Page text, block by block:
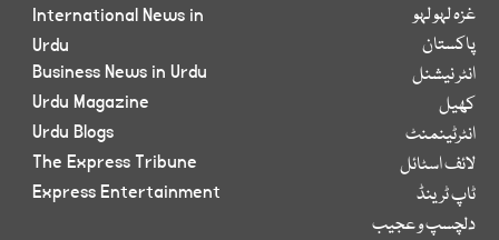
غزہ لہو لہو
پاکستان
انٹر نیشنل
کھیل
انٹرٹینمنٹ
لائف اسٹائل
ٹاپ ٹرینڈ
دلچسپ و عجیب
International News in
Urdu
Business News in Urdu
Urdu Magazine
Urdu Blogs
The Express Tribune
Express Entertainment